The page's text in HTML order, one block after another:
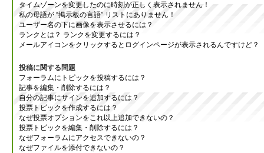
タイムゾーンを変更したのに時刻が正しく表示されません！
私の母語が “掲示板の言語” リストにありません！
ユーザー名の下に画像を表示させるには？
ランクとは？ ランクを変更するには？
メールアイコンをクリックするとログインページが表示されるんですけど？
投稿に関する問題
フォーラムにトピックを投稿するには？
記事を編集・削除するには？
自分の記事にサインを追加するには？
投票トピックを作成するには？
なぜ投票オプションをこれ以上追加できないの？
投票トピックを編集・削除するには？
なぜフォーラムにアクセスできないの？
なぜファイルを添付できないの？